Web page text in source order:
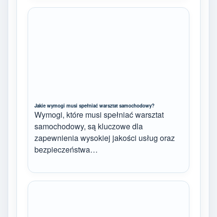
Jakie wymogi musi spełniać warsztat samochodowy?
Wymogi, które musi spełniać warsztat
samochodowy, są kluczowe dla
zapewnienia wysokiej jakości usług oraz
bezpieczeństwa…